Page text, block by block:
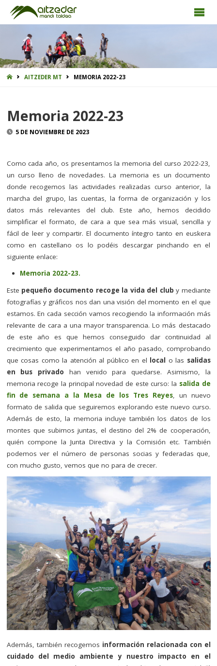
INICIOAITZEDER MT MEMORIA 2022-23
Memoria 2022-23
5 DE NOVIEMBRE DE 2023
Como cada año, os presentamos la memoria del curso 2022-23,
un curso lleno de novedades. La memoria es un documento
donde recogemos las actividades realizadas curso anterior, la
marcha del grupo, las cuentas, la forma de organización y los
datos más relevantes del club. Este año, hemos decidido
simplificar el formato, de cara a que sea más visual, sencilla y
fácil de leer y compartir. El documento íntegro tanto en euskera
como en castellano os lo podéis descargar pinchando en el
siguiente enlace:
Memoria 2022-23.
Este pequeño documento recoge la vida del club y mediante
fotografías y gráficos nos dan una visión del momento en el que
estamos. En cada sección vamos recogiendo la información más
relevante de cara a una mayor transparencia. Lo más destacado
de este año es que hemos conseguido dar continuidad al
crecimiento que experimentamos el año pasado, comprobando
que cosas como la atención al público en el local o las salidas
en bus privado han venido para quedarse. Asimismo, la
memoria recoge la principal novedad de este curso: la salida de
fin de semana a la Mesa de los Tres Reyes, un nuevo
formato de salida que seguiremos explorando este nuevo curso.
Además de esto, la memoria incluye también los datos de los
montes que subimos juntas, el destino del 2% de cooperación,
quién compone la Junta Directiva y la Comisión etc. También
podemos ver el número de personas socias y federadas que,
con mucho gusto, vemos que no para de crecer.
Además, también recogemos información relacionada con el
cuidado del medio ambiente y nuestro impacto en el